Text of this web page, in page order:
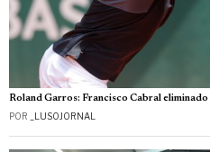
Roland Garros: Francisco Cabral
POR _LUSOJORNAL